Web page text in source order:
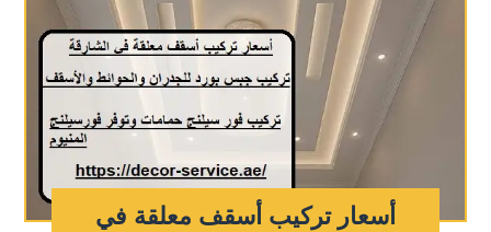
أسعار تركيب أسقف معلقة في